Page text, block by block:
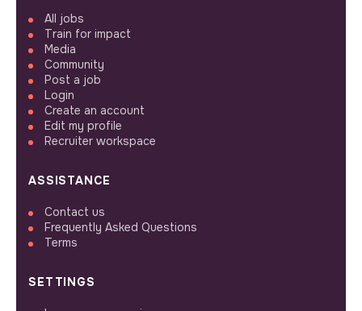
All jobs
Train for impact
Media
Community
Post a job
Login
Create an account
Edit my profile
Recruiter workspace
ASSISTANCE
Contact us
Frequently Asked Questions
Terms
SETTINGS